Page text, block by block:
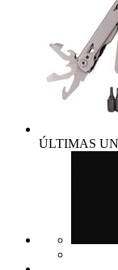
ÚLTIMAS